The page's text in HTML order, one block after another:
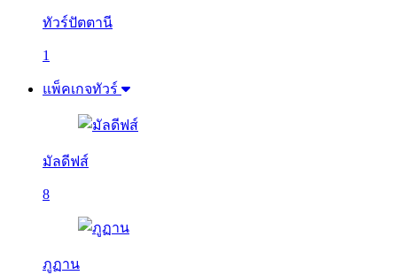
ทัวร์ปัตตานี
1
แพ็คเกจทัวร์
มัลดีฟส์
8
ภูฏาน